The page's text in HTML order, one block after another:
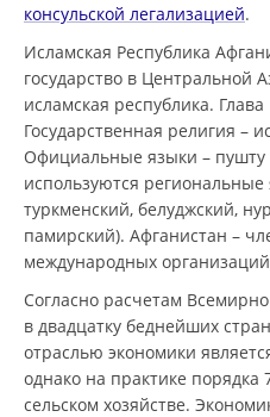
консульской легализацией.
Исламская Республика
государство в Центральной
исламская республика.
Государственная религия –
Официальные языки – пушту
используются региональные
туркменский, белуджский,
памирский). Афганистан –
международных
Согласно расчетам
в двадцатку беднейших
отраслью экономики
однако на практике порядка
сельском хозяйстве.